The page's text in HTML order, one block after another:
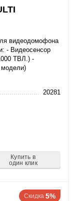
видеодомофона
- Видеосенсор
ТВЛ.) -
модели)
20281
Купить в
один клик
Скидка 5%